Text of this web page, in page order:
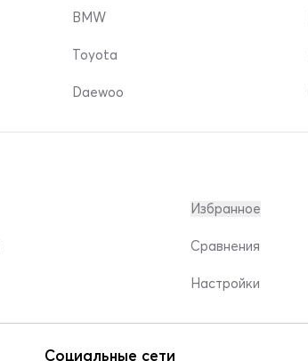
BMW
Toyota
Daewoo
Избранное
Сравнения
Настройки
Социальные сети